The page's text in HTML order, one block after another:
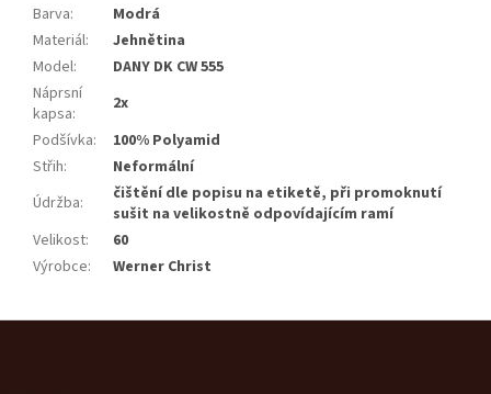
Barva:
Modrá
Materiál:
Jehnětina
Model:
DANY DK CW 555
Náprsní
kapsa:
2x
Podšívka:
100% Polyamid
Střih:
Neformální
Údržba:
čištění dle popisu na etiketě, při promoknutí
sušit na velikostně odpovídajícím ramí
Velikost:
60
Výrobce: Werner Christ